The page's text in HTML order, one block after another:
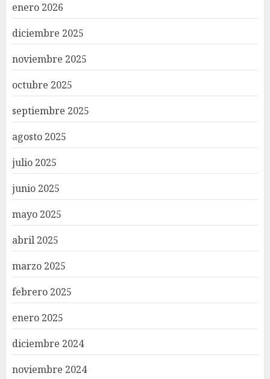
enero 2026
diciembre 2025
noviembre 2025
octubre 2025
septiembre 2025
agosto 2025
julio 2025
junio 2025
mayo 2025
abril 2025
marzo 2025
febrero 2025
enero 2025
diciembre 2024
noviembre 2024